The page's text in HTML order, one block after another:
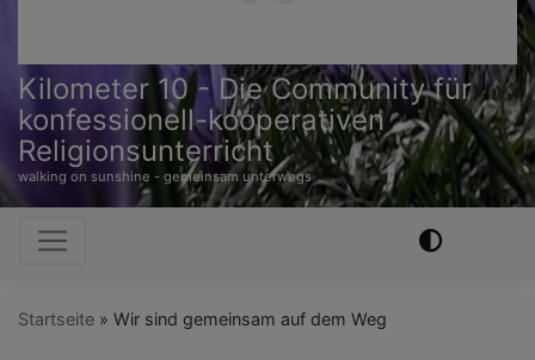
Kilometer 10 - Die Community für
konfessionell-kooperativen
Religionsunterricht
walking on sunshine - gemeinsam unterwegs
Hauptnavigation
Startseite Wir sind gemeinsam auf dem Weg